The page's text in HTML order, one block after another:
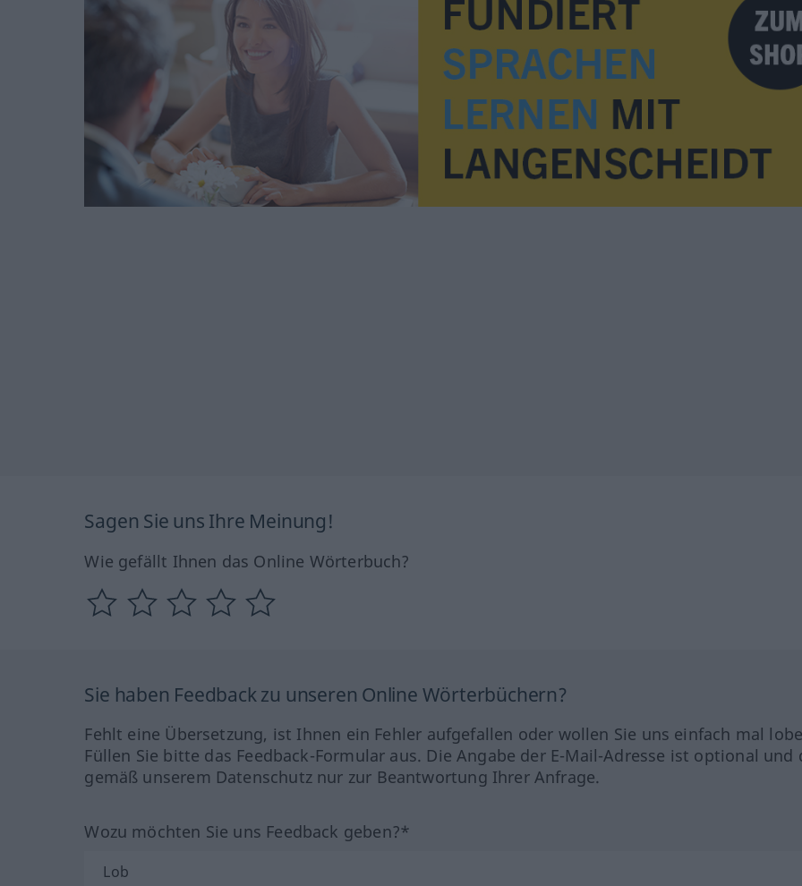
Sagen Sie uns Ihre Meinung!
Wie gefällt Ihnen das Online Wörterbuch?
Sie haben Feedback zu unseren Online Wörterbüchern?
Fehlt eine Übersetzung, ist Ihnen ein Fehler aufgefallen oder wollen Sie uns einfach mal
Füllen Sie bitte das Feedback-Formular aus. Die Angabe der E-Mail-Adresse ist optional und
gemäß unserem Datenschutz nur zur Beantwortung Ihrer Anfrage.
Wozu möchten Sie uns Feedback geben?*